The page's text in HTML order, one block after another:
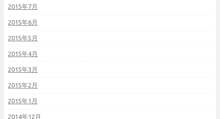
2015年7月
2015年6月
2015年5月
2015年4月
2015年3月
2015年2月
2015年1月
2014年12月